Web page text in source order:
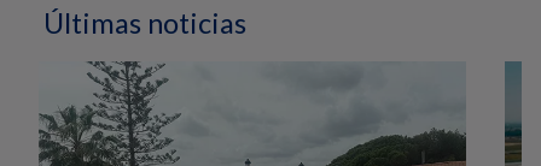
Últimas noticias